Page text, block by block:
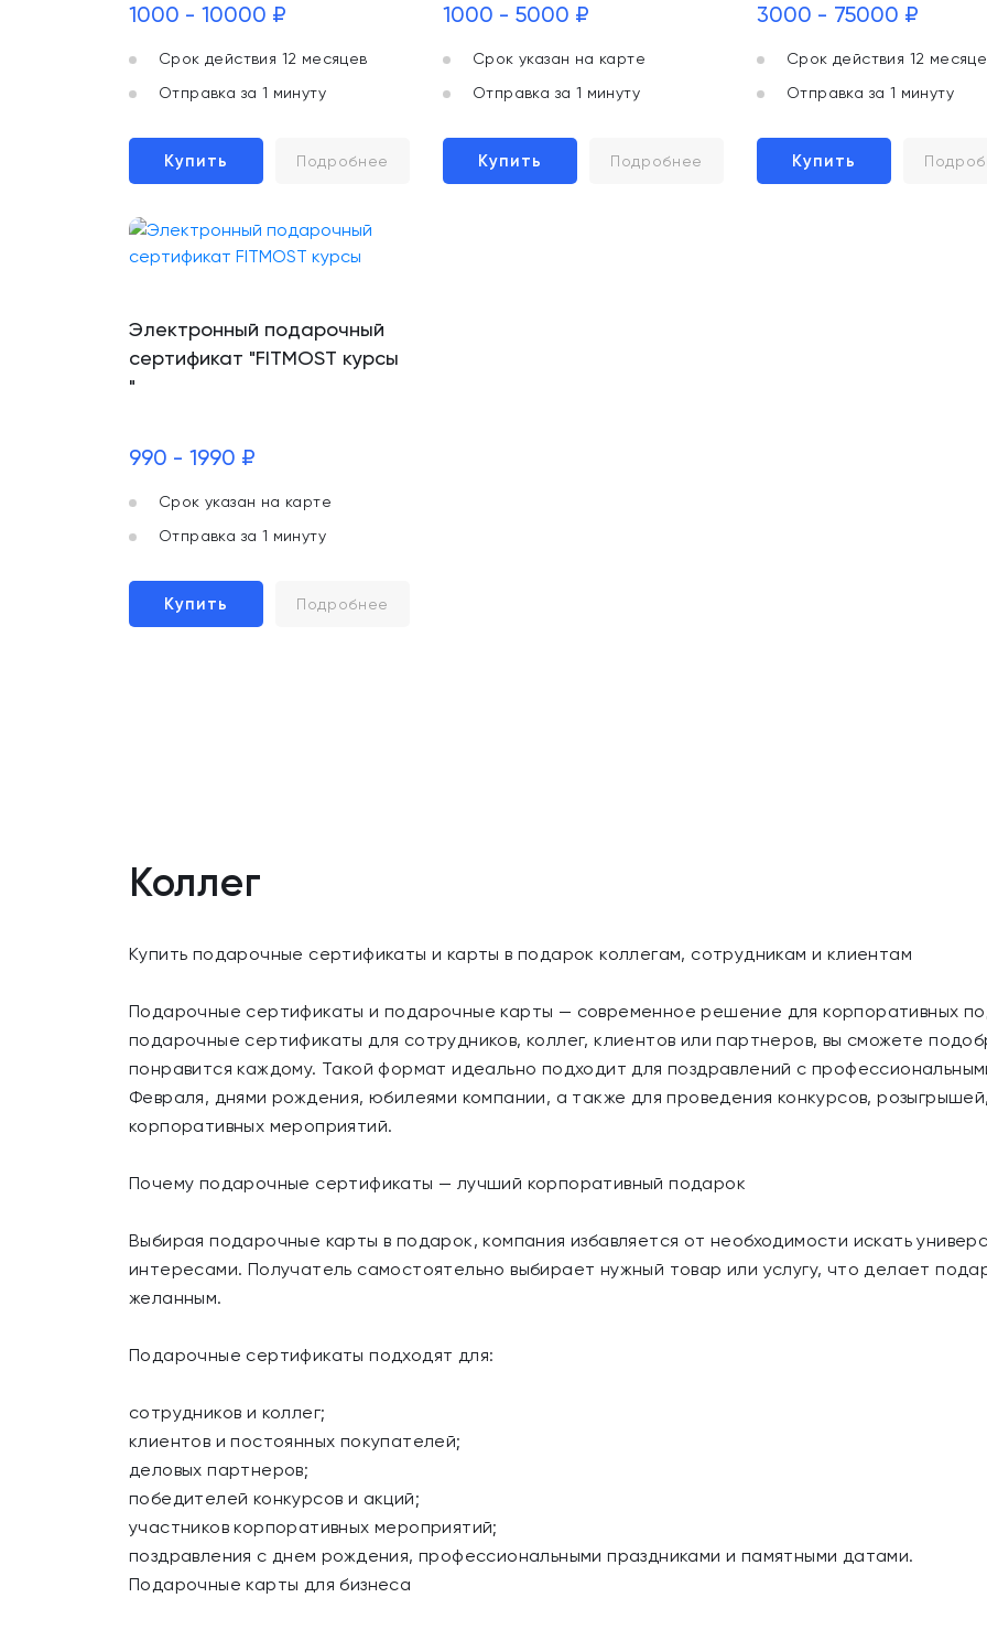
1000 - 10000 ₽
Срок действия 12 месяцев
Отправка за 1 минуту
Купить Подробнее
1000 - 5000 ₽
Срок указан на карте
Отправка за 1 минуту
Купить Подробнее
3000 - 75000 ₽
Срок действия 12
Отправка за 1 минуту
Купить
Электронный подарочный
сертификат "FITMOST курсы
"
990 - 1990 ₽
Срок указан на карте
Отправка за 1 минуту
Купить Подробнее
Коллег
Купить подарочные сертификаты и карты в подарок коллегам, сотрудникам и клиентам
Подарочные сертификаты и подарочные карты — современное решение для корпоративных
подарочные сертификаты для сотрудников, коллег, клиентов или партнеров, вы сможете
понравится каждому. Такой формат идеально подходит для поздравлений с
Февраля, днями рождения, юбилеями компании, а также для проведения конкурсов,
корпоративных мероприятий.
Почему подарочные сертификаты — лучший корпоративный подарок
Выбирая подарочные карты в подарок, компания избавляется от необходимости искать
интересами. Получатель самостоятельно выбирает нужный товар или услугу, что делает
желанным.
Подарочные сертификаты подходят для:
сотрудников и коллег;
клиентов и постоянных покупателей;
деловых партнеров;
победителей конкурсов и акций;
участников корпоративных мероприятий;
поздравления с днем рождения, профессиональными праздниками и памятными датами.
Подарочные карты для бизнеса